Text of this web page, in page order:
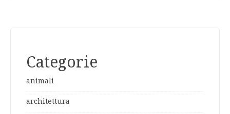
Categorie
animali
architettura